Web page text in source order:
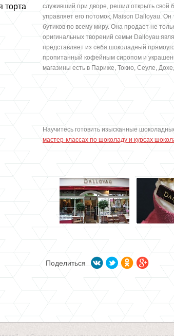
торта
служивший при дворе, решил открыть свой
управляет его потомок, Maison Dalloyau. Он
бутиков по всему миру. Она продает не
оригинальных творений семьи Dalloyau
представляет из себя шоколадный
пропитанный кофейным сиропом и
магазины есть в Париже, Токио, Сеуле,
Научитесь готовить изысканные
мастер-классах по шоколаду и курсах
Поделиться